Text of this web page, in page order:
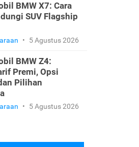
BMW X7: Cara
SUV Flagship
• 5 Agustus 2026
BMW Z4:
Premi, Opsi
Pilihan
• 5 Agustus 2026